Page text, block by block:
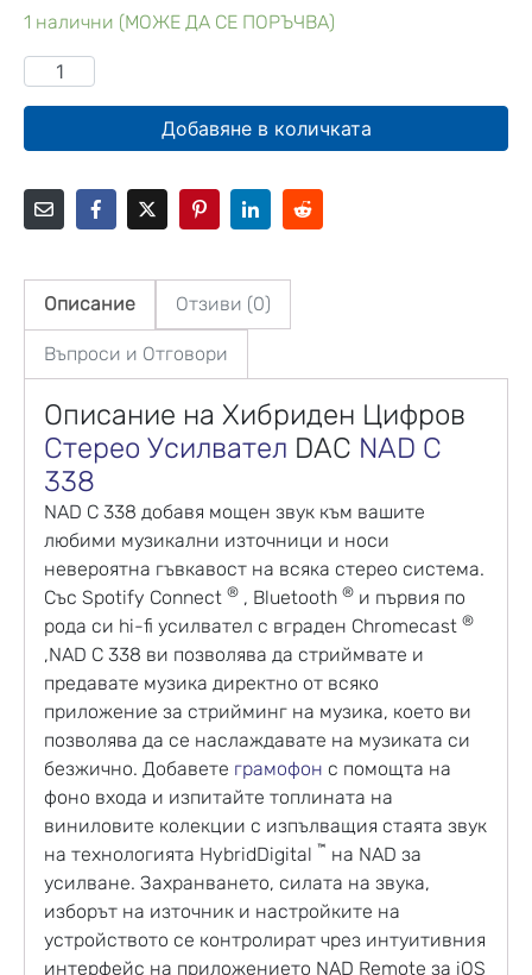
1 налични (МОЖЕ ДА СЕ ПОРЪЧВА)
Добавяне в количката
Описание Отзиви (0)
Въпроси и Отговори
Описание на Хибриден Цифров
Стерео Усилвател DAC NAD C
338
NAD C 338 добавя мощен звук към вашите
любими музикални източници и носи
невероятна гъвкавост на всяка стерео система.
Със Spotify Connect ® , Bluetooth ® и първия по
рода си hi-fi усилвател с вграден Chromecast ®
,NAD C 338 ви позволява да стриймвате и
предавате музика директно от всяко
приложение за стрийминг на музика, което ви
позволява да се наслаждавате на музиката си
безжично. Добавете грамофон с помощта на
фоно входа и изпитайте топлината на
виниловите колекции с изпълващия стаята звук
на технологията HybridDigital ™ на NAD за
усилване. Захранването, силата на звука,
изборът на източник и настройките на
устройството се контролират чрез интуитивния
интерфейс на приложението NAD Remote за iOS